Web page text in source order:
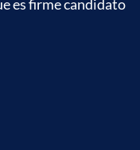
es firme candidato